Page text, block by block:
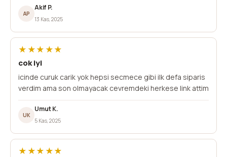
AP
Akif P.
13 Kas, 2025
★★★★★
cok iyi
icinde curuk carik yok hepsi secmece gibi ilk defa siparis
verdim ama son olmayacak cevremdeki herkese link attim
UK
Umut K.
5 Kas, 2025
★★★★★